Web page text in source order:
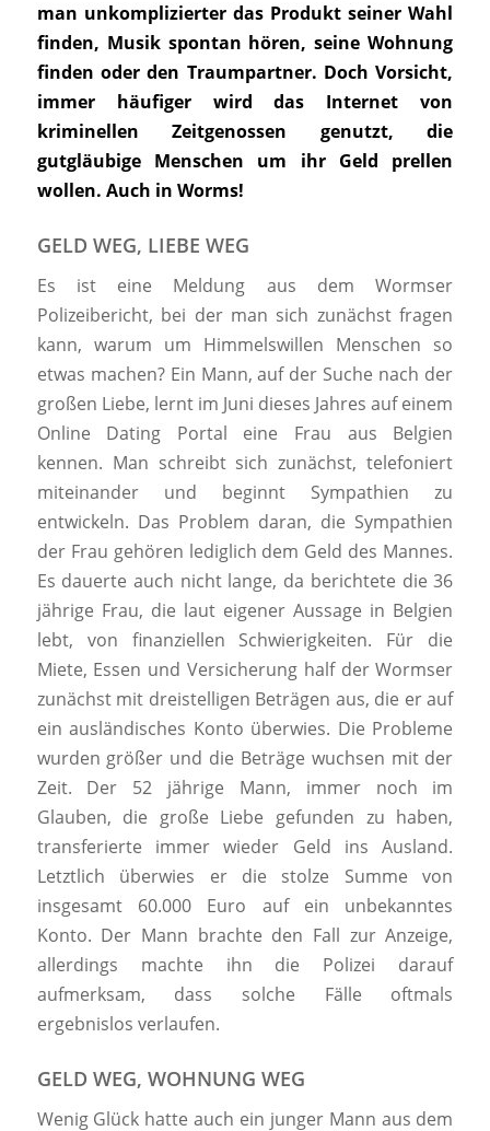
man unkomplizierter das Produkt seiner Wahl
finden, Musik spontan hören, seine Wohnung
finden oder den Traumpartner. Doch Vorsicht,
immer häufiger wird das Internet von
kriminellen Zeitgenossen genutzt, die
gutgläubige Menschen um ihr Geld prellen
wollen. Auch in Worms!
GELD WEG, LIEBE WEG
Es ist eine Meldung aus dem Wormser
Polizeibericht, bei der man sich zunächst fragen
kann, warum um Himmelswillen Menschen so
etwas machen? Ein Mann, auf der Suche nach der
großen Liebe, lernt im Juni dieses Jahres auf einem
Online Dating Portal eine Frau aus Belgien
kennen. Man schreibt sich zunächst, telefoniert
miteinander und beginnt Sympathien zu
entwickeln. Das Problem daran, die Sympathien
der Frau gehören lediglich dem Geld des Mannes.
Es dauerte auch nicht lange, da berichtete die 36
jährige Frau, die laut eigener Aussage in Belgien
lebt, von finanziellen Schwierigkeiten. Für die
Miete, Essen und Versicherung half der Wormser
zunächst mit dreistelligen Beträgen aus, die er auf
ein ausländisches Konto überwies. Die Probleme
wurden größer und die Beträge wuchsen mit der
Zeit. Der 52 jährige Mann, immer noch im
Glauben, die große Liebe gefunden zu haben,
transferierte immer wieder Geld ins Ausland.
Letztlich überwies er die stolze Summe von
insgesamt 60.000 Euro auf ein unbekanntes
Konto. Der Mann brachte den Fall zur Anzeige,
allerdings machte ihn die Polizei darauf
aufmerksam, dass solche Fälle oftmals
ergebnislos verlaufen.
GELD WEG, WOHNUNG WEG
Wenig Glück hatte auch ein junger Mann aus dem